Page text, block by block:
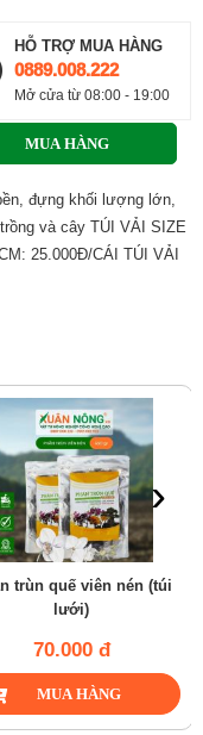
HỖ TRỢ MUA HÀNG
0889.008.222
Mở cửa từ 08:00 - 19:00
đựng khối lượng lớn,
và cây TÚI VẢI SIZE
25.000Đ/CÁI TÚI VẢI
trùn quế viên nén (túi
lưới)
70.000 đ
›